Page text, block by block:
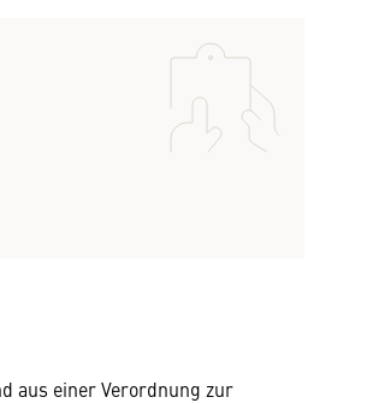
aus einer Verordnung zur